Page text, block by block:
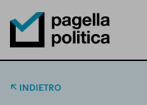
Pagella Politica Logo
INDIETRO